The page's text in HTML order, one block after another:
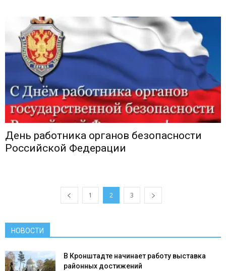
День работника органов безопасности
Российской Федерации
1 2 3
НОВОСТИ
В Кронштадте начинает работу выставка
районных достижений